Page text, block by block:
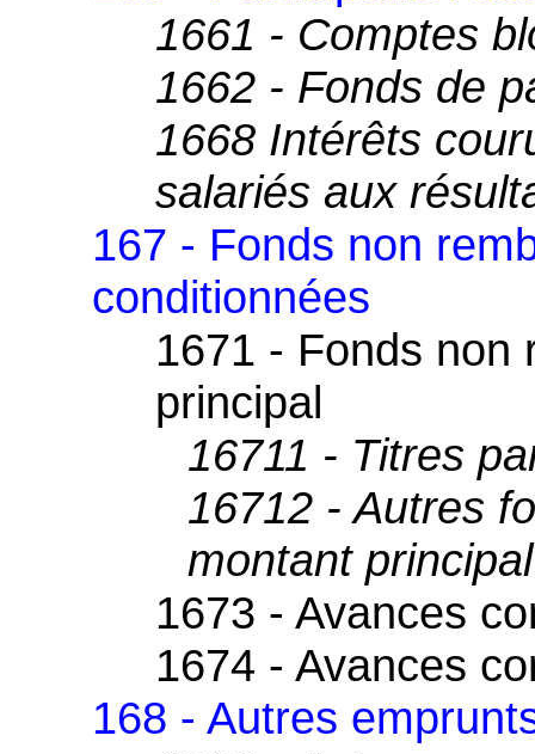
1661 - Comptes
1662 - Fonds de
1668 Intérêts
salariés aux
167 - Fonds non
conditionnées
1671 - Fonds non
principal
16711 - Titres
16712 - Autres
montant principal
1673 - Avances
1674 - Avances
168 - Autres